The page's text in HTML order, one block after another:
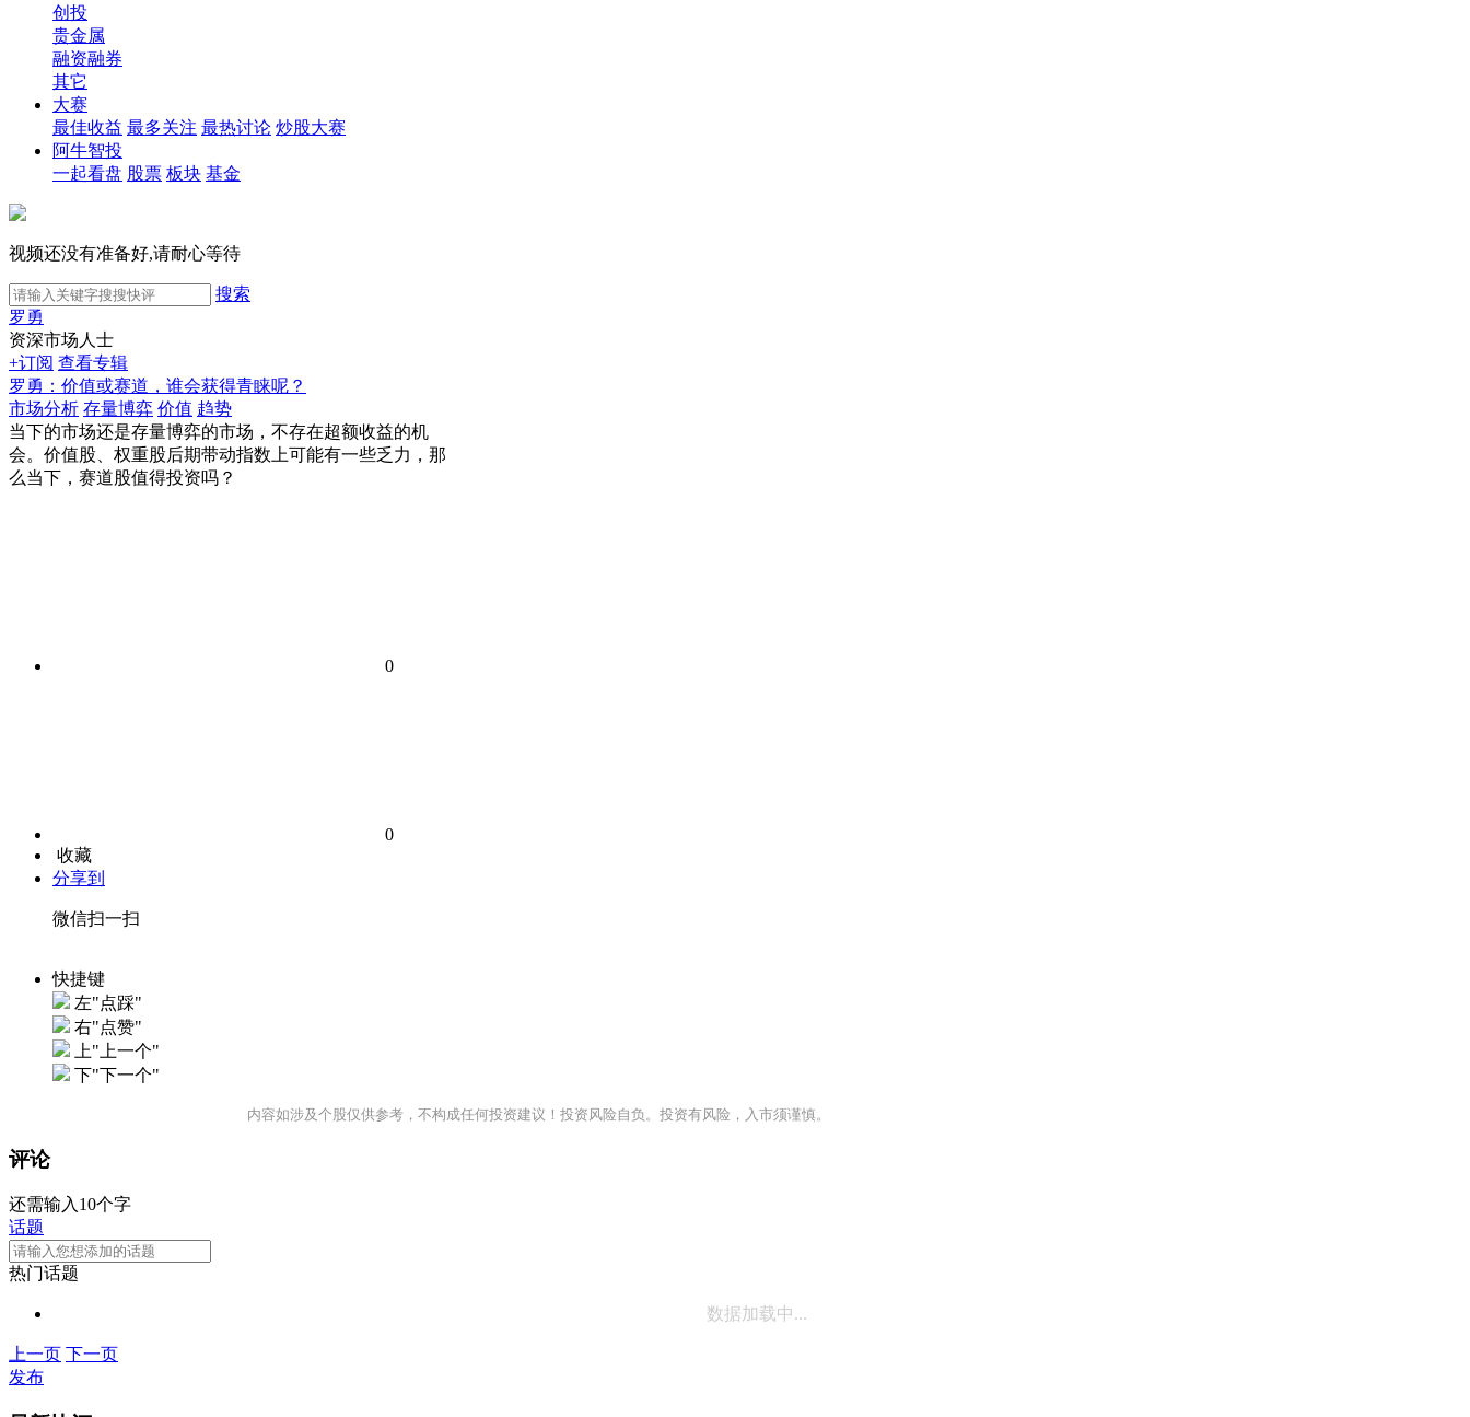
创投
贵金属
融资融券
其它
大赛
最佳收益 最多关注 最热讨论 炒股大赛
阿牛智投
一起看盘 股票 板块 基金
视频还没有准备好,请耐心等待
搜索
罗勇
资深市场人士
+订阅 查看专辑
罗勇：价值或赛道，谁会获得青睐呢？
市场分析 存量博弈 价值 趋势
当下的市场还是存量博弈的市场，不存在超额收益的机
会。价值股、权重股后期带动指数上可能有一些乏力，那
么当下，赛道股值得投资吗？
0
0
收藏
分享到
微信扫一扫
快捷键
左"点踩"
右"点赞"
上"上一个"
下"下一个"
内容如涉及个股仅供参考，不构成任何投资建议！投资风险自负。投资有风险，入市须谨慎。
评论
还需输入10个字
话题
热门话题
数据加载中...
上一页 下一页
发布